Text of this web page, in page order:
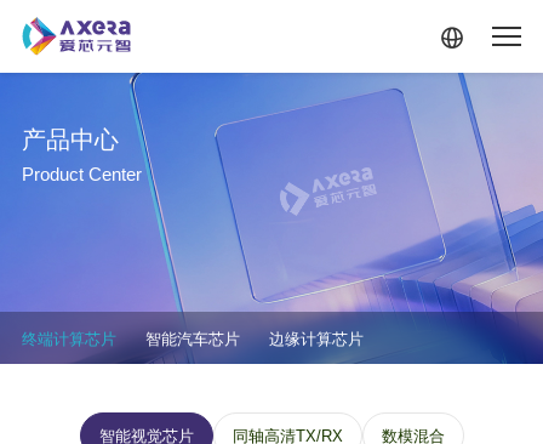
终端计算芯片 智能汽车芯片 边缘计算芯片
产品中心
Product Center
终端三级菜单
智能视觉芯片 同轴高清TX/RX 数模混合